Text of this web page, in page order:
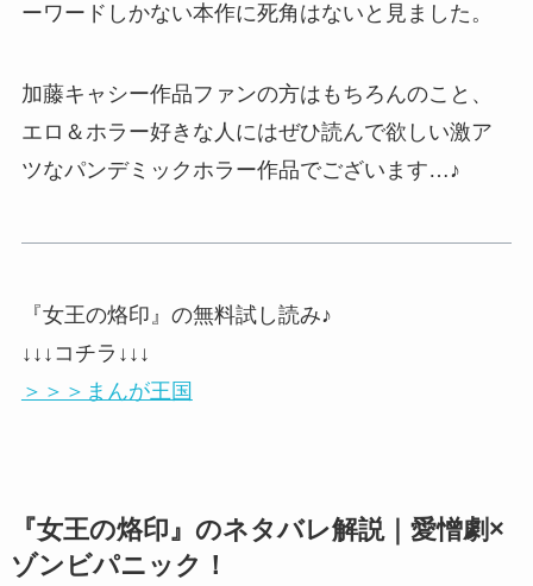
ーワード しかない本作に死角はないと見ました。
加藤キャシー作品ファンの方はもちろんのこと、
エロ＆ホラー好きな人にはぜひ読んで欲しい激ア
ツなパンデミックホラー作品でございます…♪
『女王の烙印』の無料試し読み♪
↓↓↓コチラ↓↓↓
＞＞＞まんが王国
『女王の烙印』のネタバレ解説｜愛憎劇×
ゾンビパニック！